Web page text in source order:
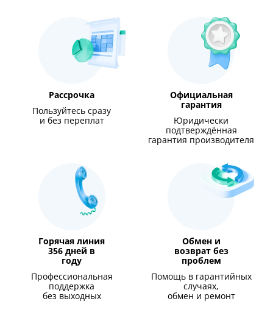
Рассрочка
Пользуйтесь сразу
и без переплат
Официальная
гарантия
Юридически
подтверждённая
гарантия производителя
Горячая линия
356 дней в
году
Профессиональная
поддержка
без выходных
Обмен и
возврат без
проблем
Помощь в гарантийных
случаях,
обмен и ремонт